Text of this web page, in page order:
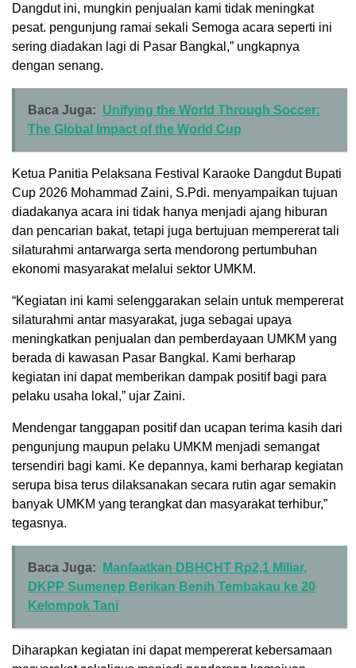
Dangdut ini, mungkin penjualan kami tidak meningkat
pesat. pengunjung ramai sekali Semoga acara seperti ini
sering diadakan lagi di Pasar Bangkal,” ungkapnya
dengan senang.
Baca Juga: Unifying the World Through Soccer:
The Global Impact of the World Cup
Ketua Panitia Pelaksana Festival Karaoke Dangdut Bupati
Cup 2026 Mohammad Zaini, S.Pdi. menyampaikan tujuan
diadakanya acara ini tidak hanya menjadi ajang hiburan
dan pencarian bakat, tetapi juga bertujuan mempererat tali
silaturahmi antarwarga serta mendorong pertumbuhan
ekonomi masyarakat melalui sektor UMKM.
“Kegiatan ini kami selenggarakan selain untuk mempererat
silaturahmi antar masyarakat, juga sebagai upaya
meningkatkan penjualan dan pemberdayaan UMKM yang
berada di kawasan Pasar Bangkal. Kami berharap
kegiatan ini dapat memberikan dampak positif bagi para
pelaku usaha lokal,” ujar Zaini.
Mendengar tanggapan positif dan ucapan terima kasih dari
pengunjung maupun pelaku UMKM menjadi semangat
tersendiri bagi kami. Ke depannya, kami berharap kegiatan
serupa bisa terus dilaksanakan secara rutin agar semakin
banyak UMKM yang terangkat dan masyarakat terhibur,”
tegasnya.
Baca Juga:
Manfaatkan DBHCHT Rp2,1 Miliar,
DKPP Sumenep Berikan Benih Tembakau ke 20
Kelompok Tani
Diharapkan kegiatan ini dapat mempererat kebersamaan